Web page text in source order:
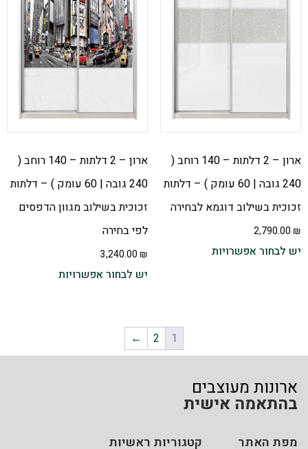
ארון – 2 דלתות – 140 רוחב (
240 גובה | 60 עומק ) – דלתות
זכוכית בשילוב דוגמא לבחירה
2,790.00 ₪
יש לבחור אפשרויות
ארון – 2 דלתות – 140 רוחב (
240 גובה | 60 עומק ) – דלתות
זכוכית בשילוב מגוון הדפסים
לפי בחירה
3,240.00 ₪
יש לבחור אפשרויות
1
2
←
ארונות מעוצבים
בהתאמה אישית
מפת האתר קטגוריות ראשיות